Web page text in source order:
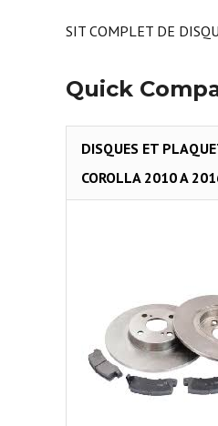
SIT COMPLET DE
Quick
DISQUES ET
COROLLA 2010 A